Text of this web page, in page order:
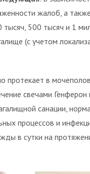
жалоб, а
500 тысяч и 1
(с учетом
протекает в
свечами
санации,
процессов и
в сутки на